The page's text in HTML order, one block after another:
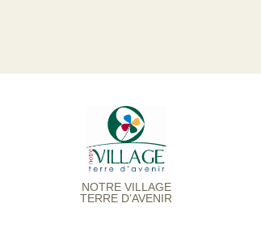
NOTRE VILLAGE
TERRE D’AVENIR